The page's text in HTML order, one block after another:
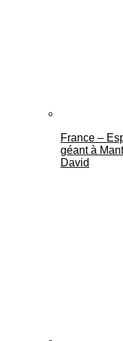
France –
géant à
David